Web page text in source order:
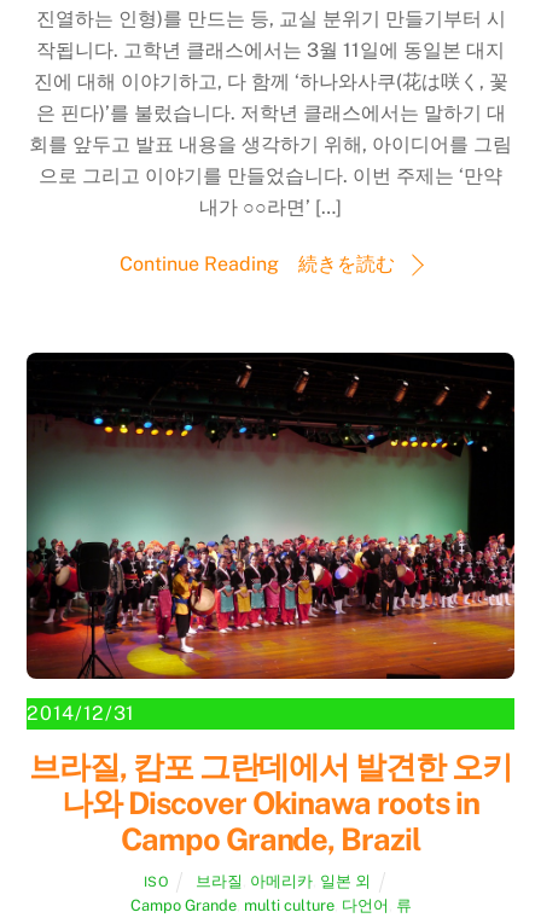
진열하는 인형)를 만드는 등, 교실 분위기 만들기부터 시
작됩니다. 고학년 클래스에서는 3월 11일에 동일본 대지
진에 대해 이야기하고, 다 함께 ‘하나와사쿠(花は咲く, 꽃
은 핀다)’를 불렀습니다. 저학년 클래스에서는 말하기 대
회를 앞두고 발표 내용을 생각하기 위해, 아이디어를 그림
으로 그리고 이야기를 만들었습니다. 이번 주제는 ‘만약
내가 ○○라면’ […]
Continue Reading 続きを読む
2014/12/31
브라질, 캄포 그란데에서 발견한 오키
나와 Discover Okinawa roots in
Campo Grande, Brazil
ISO 브라질 아메리카, 일본 외
Campo Grande, multi culture, 다언어 류